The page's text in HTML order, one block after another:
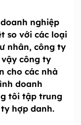
nghiệp
so với các loại
nhân, công ty
công ty
cho các nhà
doanh
tôi tập trung
hợp danh.